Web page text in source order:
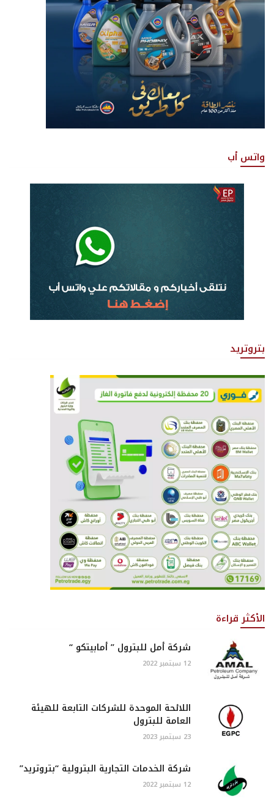
واتس أب
بتروتريد
الأكثر قراءة
شركة أمل للبترول ” أمابيتكو “
12 سبتمبر 2022
اللائحة الموحدة للشركات التابعة للهيئة
العامة للبترول
23 سبتمبر 2023
شركة الخدمات التجارية البترولية “بتروتريد”
12 سبتمبر 2022